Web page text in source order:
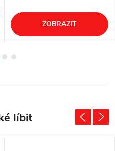
ZOBRAZIT